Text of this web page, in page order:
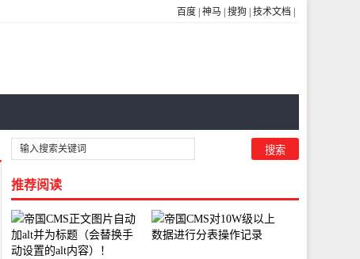
百度 神马 搜狗 技术文档
推荐阅读